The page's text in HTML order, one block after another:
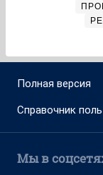
Полная версия
Справочник
Мы в